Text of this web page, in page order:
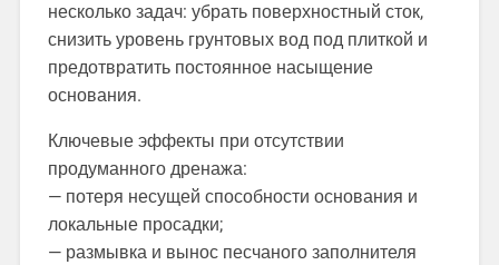
несколько задач: убрать поверхностный сток,
снизить уровень грунтовых вод под плиткой и
предотвратить постоянное насыщение
основания.
Ключевые эффекты при отсутствии
продуманного дренажа:
— потеря несущей способности основания и
локальные просадки;
— размывка и вынос песчаного заполнителя